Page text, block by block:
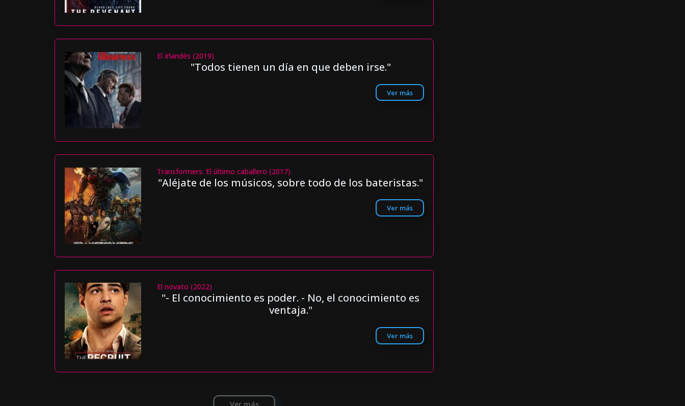
El Irlandés (2019)
"Todos tienen un día en que deben irse."
Ver más
Transformers: El último caballero (2017)
"Aléjate de los músicos, sobre todo de los bateristas."
Ver más
El novato (2022)
"- El conocimiento es poder. - No, el conocimiento es
ventaja."
Ver más